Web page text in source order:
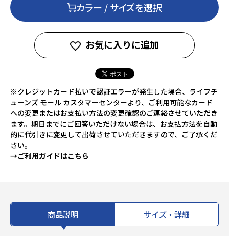
カラー / サイズを選択
お気に入りに追加
※クレジットカード払いで認証エラーが発生した場合、ライフチ
ューンズ モール カスタマーセンターより、ご利用可能なカード
への変更またはお支払い方法の変更確認のご連絡させていただき
ます。期日までにご回答いただけない場合は、お支払方法を自動
的に代引きに変更して出荷させていただきますので、ご了承くだ
さい。
→ご利用ガイドはこちら
商品説明 サイズ・詳細